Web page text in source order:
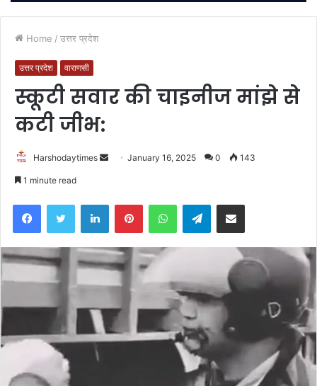
Home / उत्तर प्रदेश
उत्तर प्रदेश वाराणसी
स्कूटी सवार की चाइनीज मांझे से
कटी जीभ:
Harshodaytimes
SendJanuary 16, 2025 0 143
1 minute read
FacebookTwitter LinkedInPinterestWhatsAppTelegramShare via Email